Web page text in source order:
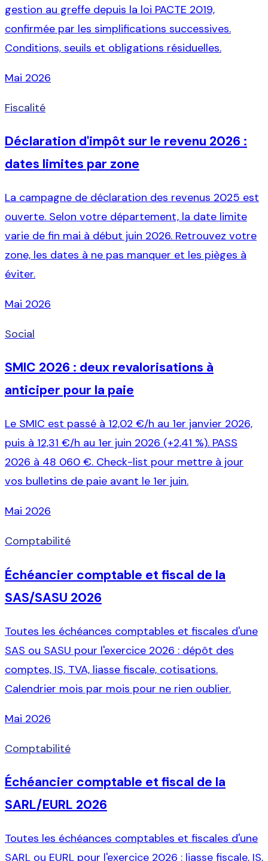
gestion au greffe depuis la loi PACTE 2019,
confirmée par les simplifications successives.
Conditions, seuils et obligations résiduelles.
Mai 2026
Fiscalité
Déclaration d'impôt sur le revenu 2026 :
dates limites par zone
La campagne de déclaration des revenus 2025 est
ouverte. Selon votre département, la date limite
varie de fin mai à début juin 2026. Retrouvez votre
zone, les dates à ne pas manquer et les pièges à
éviter.
Mai 2026
Social
SMIC 2026 : deux revalorisations à
anticiper pour la paie
Le SMIC est passé à 12,02 €/h au 1er janvier 2026,
puis à 12,31 €/h au 1er juin 2026 (+2,41 %). PASS
2026 à 48 060 €. Check-list pour mettre à jour
vos bulletins de paie avant le 1er juin.
Mai 2026
Comptabilité
Échéancier comptable et fiscal de la
SAS/SASU 2026
Toutes les échéances comptables et fiscales d'une
SAS ou SASU pour l'exercice 2026 : dépôt des
comptes, IS, TVA, liasse fiscale, cotisations.
Calendrier mois par mois pour ne rien oublier.
Mai 2026
Comptabilité
Échéancier comptable et fiscal de la
SARL/EURL 2026
Toutes les échéances comptables et fiscales d'une
SARL ou EURL pour l'exercice 2026 : liasse fiscale, IS,